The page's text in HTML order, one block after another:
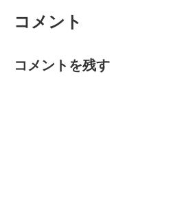
コメント
コメントを残す